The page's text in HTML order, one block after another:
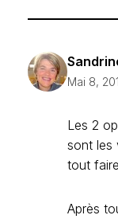
Mai 8,
Les 2
sont les
tout
Après